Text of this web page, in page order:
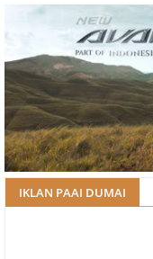
IKLAN PAAI DUMAI